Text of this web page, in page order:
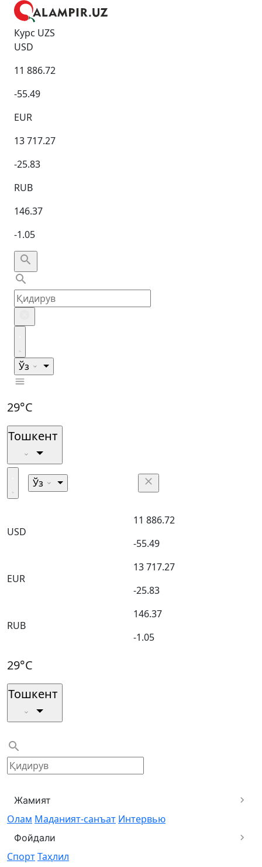
Курс UZS
USD
11 886.72
-55.49
EUR
13 717.27
-25.83
RUB
146.37
-1.05
Ўз
29°C
Тошкент
Ўз
USD
11 886.72
-55.49
EUR
13 717.27
-25.83
RUB
146.37
-1.05
29°C
Тошкент
Жамият
Олам Маданият-санъат Интервью
Фойдали
СпортТаҳлил